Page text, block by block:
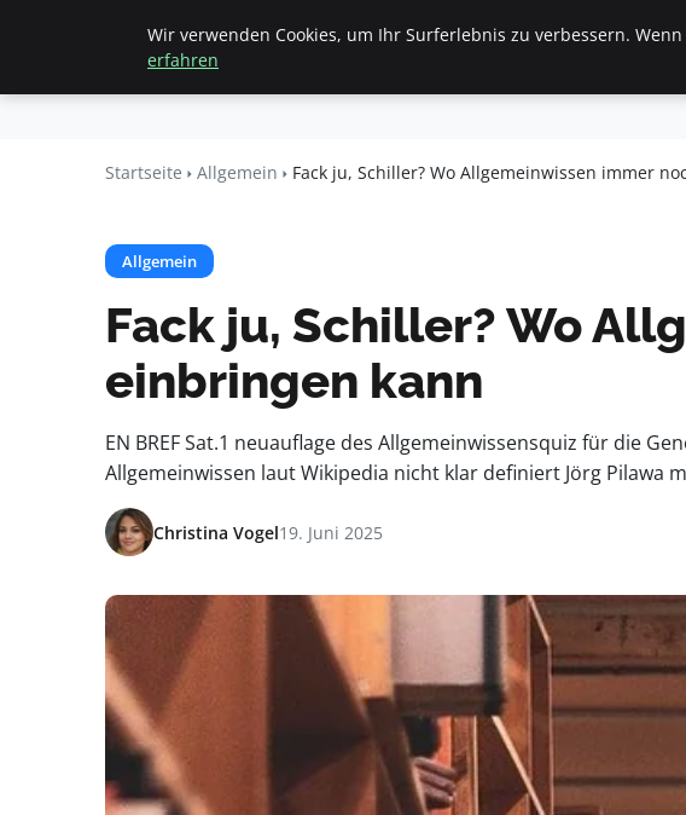
Beyond
Startseite Allgemein
Startseite Allgemein Fack ju, Schiller? Wo Allgemeinwissen immer
Allgemein
Fack ju, Schiller? Wo
einbringen kann
EN BREF Sat.1 neuauflage des Allgemeinwissensquiz für die
Allgemeinwissen laut Wikipedia nicht klar definiert Jörg Pilawa
Christina Vogel19. Juni 2025
Wir verwenden Cookies, um Ihr Surferlebnis zu verbessern.
erfahren